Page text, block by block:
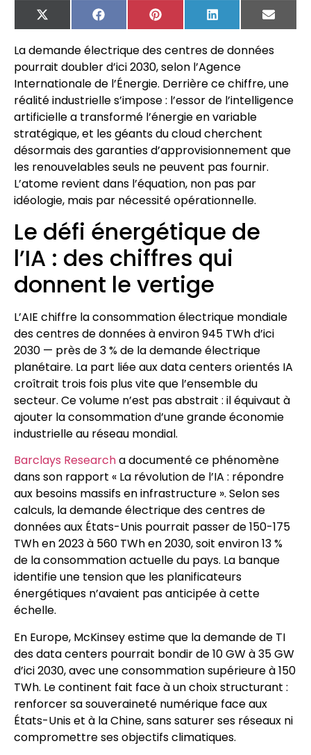
X
(Twitter)
FacebookPinterest LinkedIn
Email
La demande électrique des centres de données
pourrait doubler d’ici 2030, selon l’Agence
Internationale de l’Énergie. Derrière ce chiffre, une
réalité industrielle s’impose : l’essor de l’intelligence
artificielle a transformé l’énergie en variable
stratégique, et les géants du cloud cherchent
désormais des garanties d’approvisionnement que
les renouvelables seuls ne peuvent pas fournir.
L’atome revient dans l’équation, non pas par
idéologie, mais par nécessité opérationnelle.
Le défi énergétique de
l’IA : des chiffres qui
donnent le vertige
L’AIE chiffre la consommation électrique mondiale
des centres de données à environ 945 TWh d’ici
2030 — près de 3 % de la demande électrique
planétaire. La part liée aux data centers orientés IA
croîtrait trois fois plus vite que l’ensemble du
secteur. Ce volume n’est pas abstrait : il équivaut à
ajouter la consommation d’une grande économie
industrielle au réseau mondial.
Barclays Researcha documenté ce phénomène
dans son rapport « La révolution de l’IA : répondre
aux besoins massifs en infrastructure ». Selon ses
calculs, la demande électrique des centres de
données aux États-Unis pourrait passer de 150-175
TWh en 2023 à 560 TWh en 2030, soit environ 13 %
de la consommation actuelle du pays. La banque
identifie une tension que les planificateurs
énergétiques n’avaient pas anticipée à cette
échelle.
En Europe, McKinsey estime que la demande de TI
des data centers pourrait bondir de 10 GW à 35 GW
d’ici 2030, avec une consommation supérieure à 150
TWh. Le continent fait face à un choix structurant :
renforcer sa souveraineté numérique face aux
États-Unis et à la Chine, sans saturer ses réseaux ni
compromettre ses objectifs climatiques.